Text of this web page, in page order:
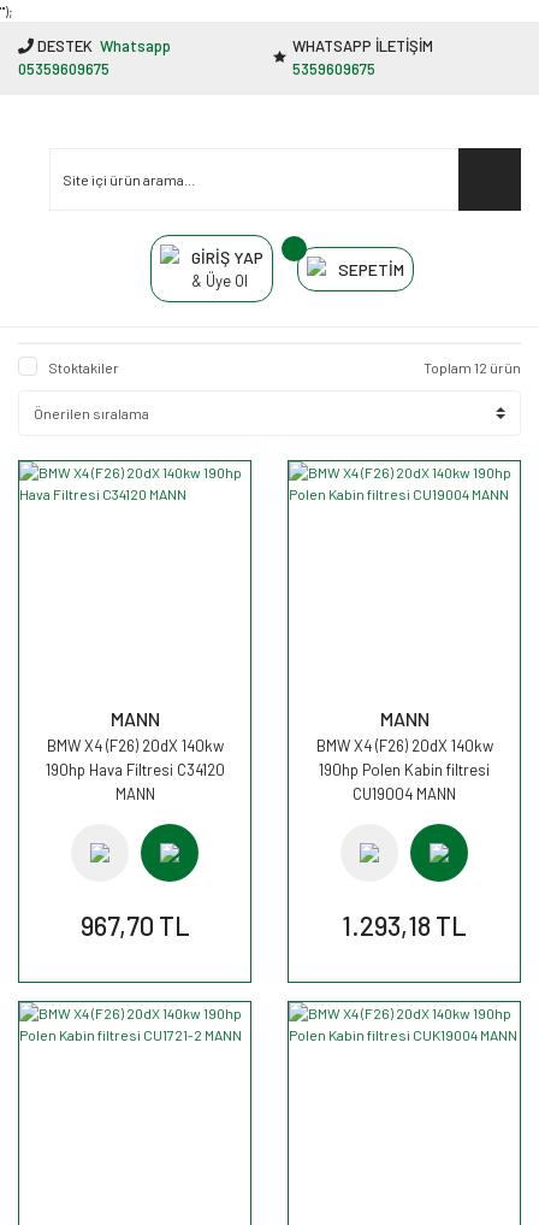
"');
DESTEK Whatsapp
05359609675
WHATSAPP İLETİŞİM
5359609675
GİRİŞ YAP
& Üye Ol
SEPETİM
Stoktakiler Toplam 12 ürün
MANN
BMW X4 (F26) 20dX 140kw
190hp Hava Filtresi C34120
MANN
967,70 TL
MANN
BMW X4 (F26) 20dX 140kw
190hp Polen Kabin filtresi
CU19004 MANN
1.293,18 TL